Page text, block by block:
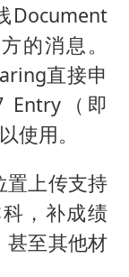
Document
的消息。
直接申
Entry（即
使用。
置上传支持
，补成绩
甚至其他材